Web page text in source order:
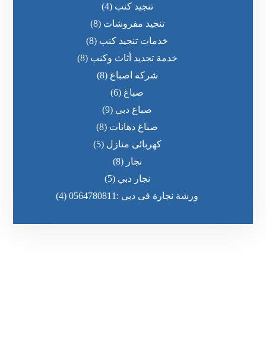
تنجيد كنب (4)
تنجيد مفروشات (8)
خدمات تنجيد كنب (8)
خدمة تجديد أثاث وكنب (8)
شركة اصباغ (8)
صباغ (6)
صباغ دبي (9)
صباغ دهانات (8)
كهربائى منازل (5)
نجار (8)
نجار دبي (5)
ورشة نجارة فى دبى :0564780811
(4)